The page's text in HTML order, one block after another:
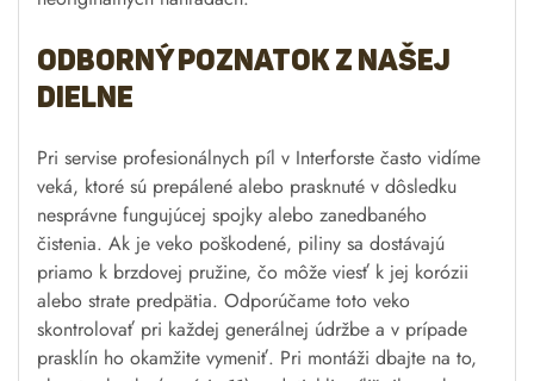
Odborný poznatok z našej
dielne
Pri servise profesionálnych píl v Interforste často vidíme
veká, ktoré sú prepálené alebo prasknuté v dôsledku
nesprávne fungujúcej spojky alebo zanedbaného
čistenia. Ak je veko poškodené, piliny sa dostávajú
priamo k brzdovej pružine, čo môže viesť k jej korózii
alebo strate predpätia. Odporúčame toto veko
skontrolovať pri každej generálnej údržbe a v prípade
prasklín ho okamžite vymeniť. Pri montáži dbajte na to,